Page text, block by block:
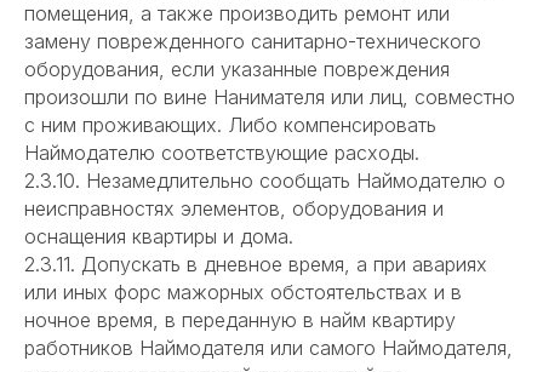
помещения, а также производить ремонт или
замену поврежденного санитарно-технического
оборудования, если указанные повреждения
произошли по вине Нанимателя или лиц, совместно
с ним проживающих. Либо компенсировать
Наймодателю соответствующие расходы.
2.3.10. Незамедлительно сообщать Наймодателю о
неисправностях элементов, оборудования и
оснащения квартиры и дома.
2.3.11. Допускать в дневное время, а при авариях
или иных форс мажорных обстоятельствах и в
ночное время, в переданную в найм квартиру
работников Наймодателя или самого Наймодателя,